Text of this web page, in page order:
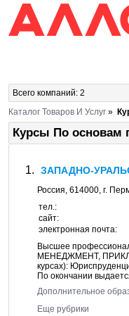
Всего компаний: 2
Каталог Товаров И Услуг »
Курсы По основам
ЗАПАДНО-
Россия, 614000, г.
тел.:
сайт:
электронная почта:
Высшее
МЕНЕДЖМЕНТ,
курсах):
По окончании
Дополнительное
Еще рубрики